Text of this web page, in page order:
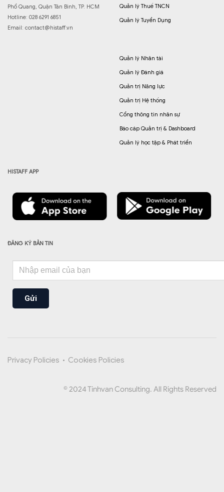
Phổ Quang, Quận Tân Bình, TP. HCM
Hotline: 028 6291 6851
Email: contact@histaff.vn
Quản lý Thuế TNCN
Quản lý Tuyển Dụng
Quản lý Nhân tài
Quản lý Đánh giá
Quản trị Năng lực
Quản trị Hệ thống
Cổng thông tin nhân sự
Báo cáp Quản trị & Dashboard
Quản lý học tập & Phát triển
HISTAFF APP
ĐĂNG KÝ BẢN TIN
Gửi
Privacy Policies • Cookies Policies
© 2024 Tinhvan Consulting. All Rights Reserved